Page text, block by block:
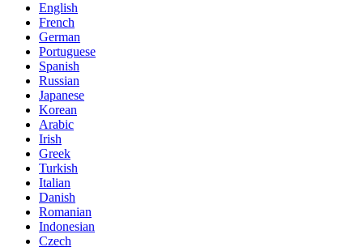
English
French
German
Portuguese
Spanish
Russian
Japanese
Korean
Arabic
Irish
Greek
Turkish
Italian
Danish
Romanian
Indonesian
Czech